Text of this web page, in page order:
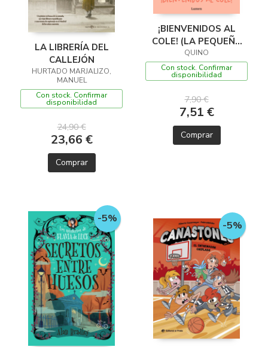
LA LIBRERÍA DEL
CALLEJÓN
HURTADO MARJALIZO,
MANUEL
Con stock. Confirmar
disponibilidad
24,90 €
23,66 €
Comprar
¡BIENVENIDOS AL
COLE! (LA PEQUEÑA
FILOSOFÍA DE
MAFALDA)
QUINO
Con stock. Confirmar
disponibilidad
7,90 €
7,51 €
Comprar
-5%
-5%